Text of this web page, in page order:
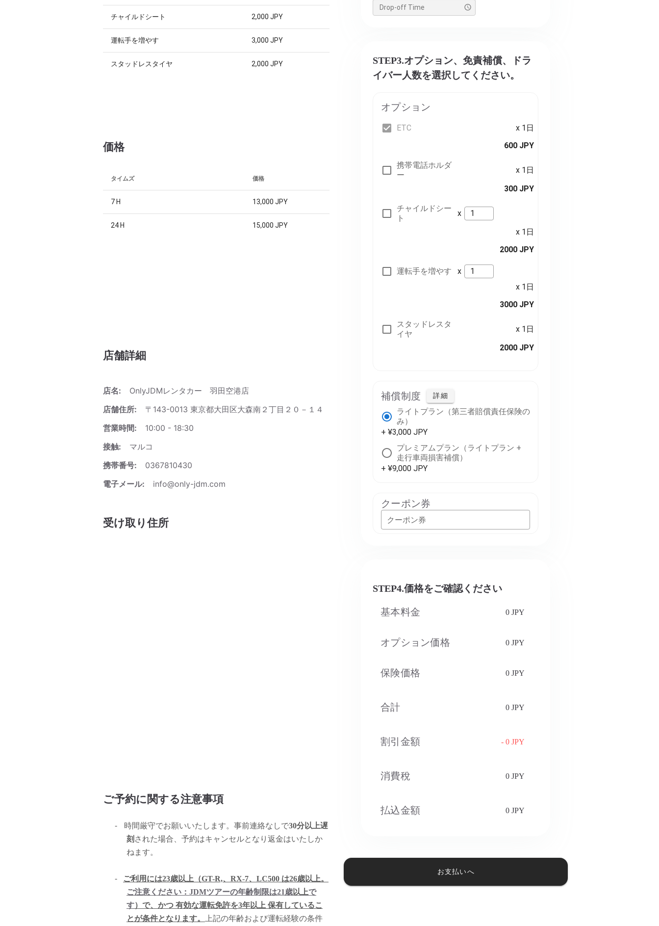
チャイルドシート 2,000 JPY
運転手を増やす 3,000 JPY
スタッドレスタイヤ 2,000 JPY
価格
タイムズ 価格
7 H 13,000 JPY
24 H 15,000 JPY
店舗詳細
店名:
OnlyJDMレンタカー 羽田空港店
店舗住所:
〒143-0013 東京都大田区大森南２丁目２０－１４
営業時間:
10:00 - 18:30
接触:
マルコ
携帯番号:
0367810430
電子メール:
info@only-jdm.com
受け取り住所
ご予約に関する注意事項
- 時間厳守でお願いいたします。事前連絡なしで30分以上遅
刻 された場合、予約はキャンセルとなり返金はいたしか
ねます。
-
ご利用には23歳以上（GT-R,、RX-7、LC500 は26歳以上。
ご注意ください：JDMツアーの年齢制限は21歳以上で
す）で、かつ 有効な運転免許を3年以上 保有しているこ
とが条件となります。
上記の年齢および運転経験の条件
STEP3.オプション、免責補償、ドラ
イバー人数を選択してください。
オプション
ETC
x 1日
600 JPY
携帯電話ホルダ
ー
x 1日
300 JPY
チャイルドシー
ト
x
x 1日
2000 JPY
運転手を増やす
x
x 1日
3000 JPY
スタッドレスタ
イヤ
x 1日
2000 JPY
補償制度 詳細
ライトプラン（第三者賠償責任保険の
み）
+ ¥3,000 JPY
プレミアムプラン（ライトプラン +
走行車両損害補償）
+ ¥9,000 JPY
クーポン券
クーポン券
STEP4.価格をご確認ください
基本料金 0 JPY
オプション価格 0 JPY
保険価格 0 JPY
合計 0 JPY
割引金額 - 0 JPY
消費稅​ 0 JPY
払込金額 0 JPY
お支払いへ